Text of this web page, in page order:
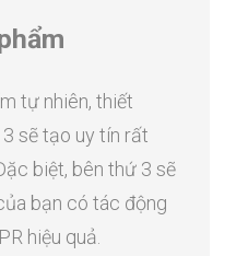
tự nhiên, thiết
sẽ tạo uy tín rất
biệt, bên thứ 3 sẽ
bạn có tác động
hiệu quả.